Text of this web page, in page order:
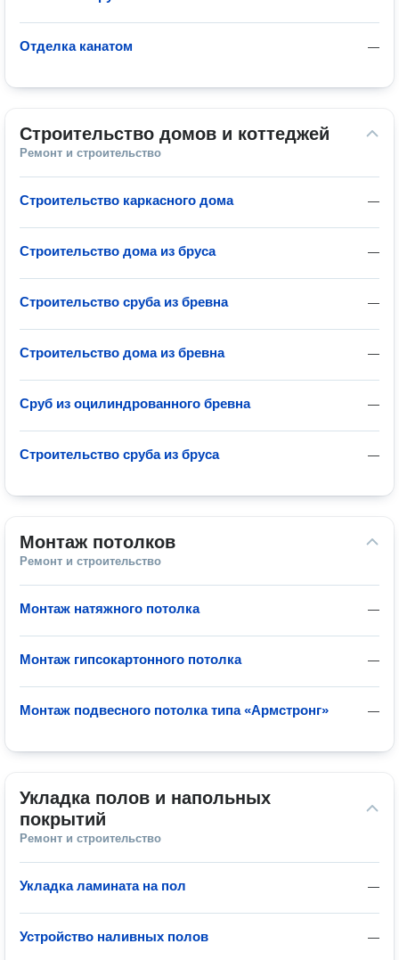
—
Отделка канатом
Строительство домов и коттеджей
Ремонт и строительство
—
Строительство каркасного дома
—
Строительство дома из бруса
—
Строительство сруба из бревна
—
Строительство дома из бревна
—
Сруб из оцилиндрованного бревна
—
Строительство сруба из бруса
Монтаж потолков
Ремонт и строительство
—
Монтаж натяжного потолка
—
Монтаж гипсокартонного потолка
—
Монтаж подвесного потолка типа «Армстронг»
Укладка полов и напольных
покрытий
Ремонт и строительство
—
Укладка ламината на пол
—
Устройство наливных полов